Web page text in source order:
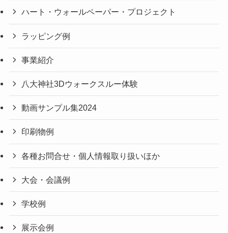
ハート・ウォールペーパー・プロジェクト
ラッピング例
事業紹介
八大神社3Dウォークスルー体験
動画サンプル集2024
印刷物例
各種お問合せ・個人情報取り扱いほか
大会・会議例
学校例
展示会例